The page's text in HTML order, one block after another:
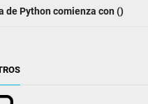
de Python comienza con ()